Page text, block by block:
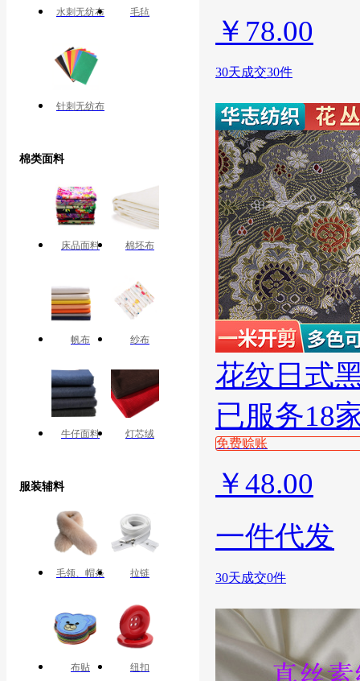
水刺无纺布 毛毡
针刺无纺布
棉类面料
床品面料 棉坯布
帆布 纱布
牛仔面料 灯芯绒
服装辅料
毛领、帽条 拉链
布贴 纽扣
￥ 78.00
30天成交30件
花纹日式
已服务18
免费赊账
￥48.00
一件代发
30天成交0件